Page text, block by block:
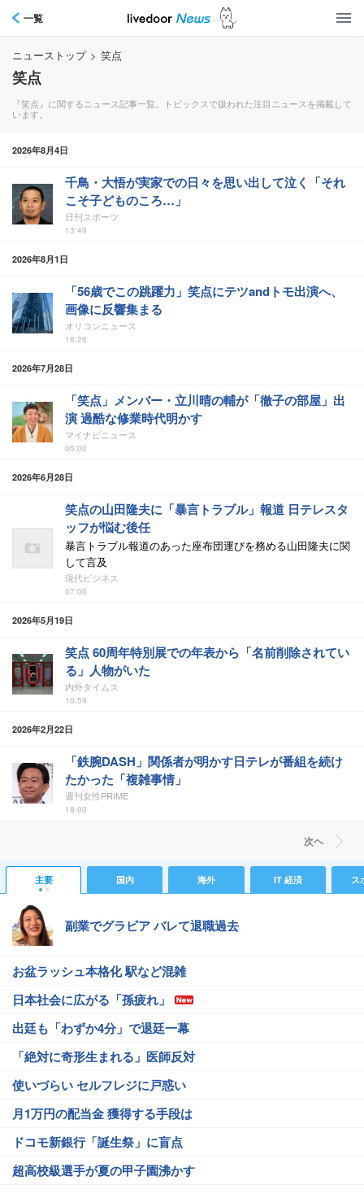
一覧
ニューストップ > 笑点
笑点
『笑点』に関するニュース記事一覧。トピックスで扱われた注目ニュースを掲載して
います。
2026年8月4日
千鳥・大悟が実家での日々を思い出して泣く「それ
こそ子どものころ…」
日刊スポーツ
13:49
2026年8月1日
「56歳でこの跳躍力」笑点にテツandトモ出演へ、
画像に反響集まる
オリコンニュース
16:26
2026年7月28日
「笑点」メンバー・立川晴の輔が「徹子の部屋」出
演 過酷な修業時代明かす
マイナビニュース
05:00
2026年6月28日
笑点の山田隆夫に「暴言トラブル」報道 日テレスタ
ッフが悩む後任
暴言トラブル報道のあった座布団運びを務める山田隆夫に関
して言及
現代ビジネス
07:00
2026年5月19日
笑点 60周年特別展での年表から「名前削除されてい
る」人物がいた
内外タイムス
10:59
2026年2月22日
「鉄腕DASH」関係者が明かす日テレが番組を続け
たかった「複雑事情」
週刊女性PRIME
18:00
次ヘ
主要 国内 海外 IT 経済 ス
副業でグラビア バレて退職過去
お盆ラッシュ本格化 駅など混雑
日本社会に広がる「孫疲れ」
出廷も「わずか4分」で退廷一幕
「絶対に奇形生まれる」医師反対
使いづらい セルフレジに戸惑い
月1万円の配当金 獲得する手段は
ドコモ新銀行「誕生祭」に盲点
超高校級選手が夏の甲子園沸かす